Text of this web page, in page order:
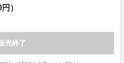
）
売終了